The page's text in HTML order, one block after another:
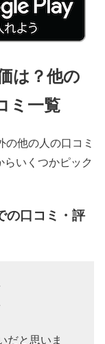
は？他の
ミ一覧
他の人の口コミ
いくつかピック
の口コミ・評
だと思いま